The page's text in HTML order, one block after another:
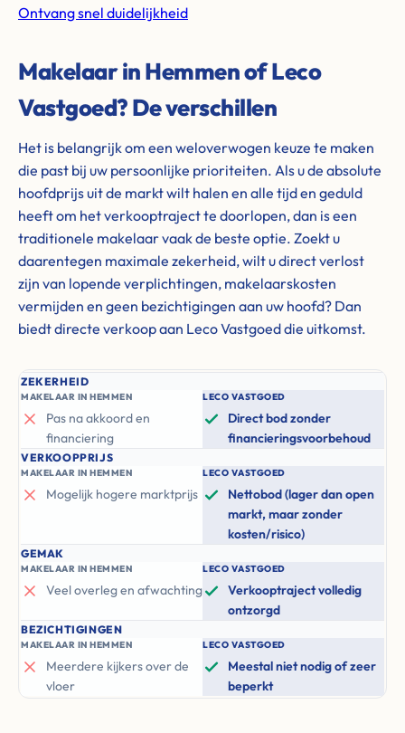
Ontvang snel duidelijkheid
Makelaar in Hemmen of Leco
Vastgoed? De verschillen
Het is belangrijk om een weloverwogen keuze te maken
die past bij uw persoonlijke prioriteiten. Als u de absolute
hoofdprijs uit de markt wilt halen en alle tijd en geduld
heeft om het verkooptraject te doorlopen, dan is een
traditionele makelaar vaak de beste optie. Zoekt u
daarentegen maximale zekerheid, wilt u direct verlost
zijn van lopende verplichtingen, makelaarskosten
vermijden en geen bezichtigingen aan uw hoofd? Dan
biedt directe verkoop aan Leco Vastgoed die uitkomst.
ZEKERHEID
MAKELAAR IN HEMMEN
Pas na akkoord en
financiering
LECO VASTGOED
Direct bod zonder
financieringsvoorbehoud
VERKOOPPRIJS
MAKELAAR IN HEMMEN
Mogelijk hogere marktprijs
LECO VASTGOED
Nettobod (lager dan open
markt, maar zonder
kosten/risico)
GEMAK
MAKELAAR IN HEMMEN
Veel overleg en afwachting
LECO VASTGOED
Verkooptraject volledig
ontzorgd
BEZICHTIGINGEN
MAKELAAR IN HEMMEN
Meerdere kijkers over de
vloer
LECO VASTGOED
Meestal niet nodig of zeer
beperkt